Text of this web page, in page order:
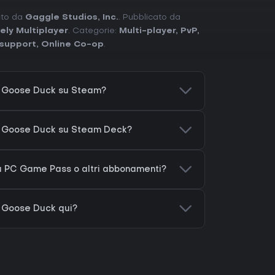
da Gaggle Studios, Inc.. Pubblicato da
Multiplayer. Categorie: Multi-player, PvP,
, Online Co-op.
Duck su Steam?
Duck su Steam Deck?
PC Game Pass o altri abbonamenti?
Duck qui?